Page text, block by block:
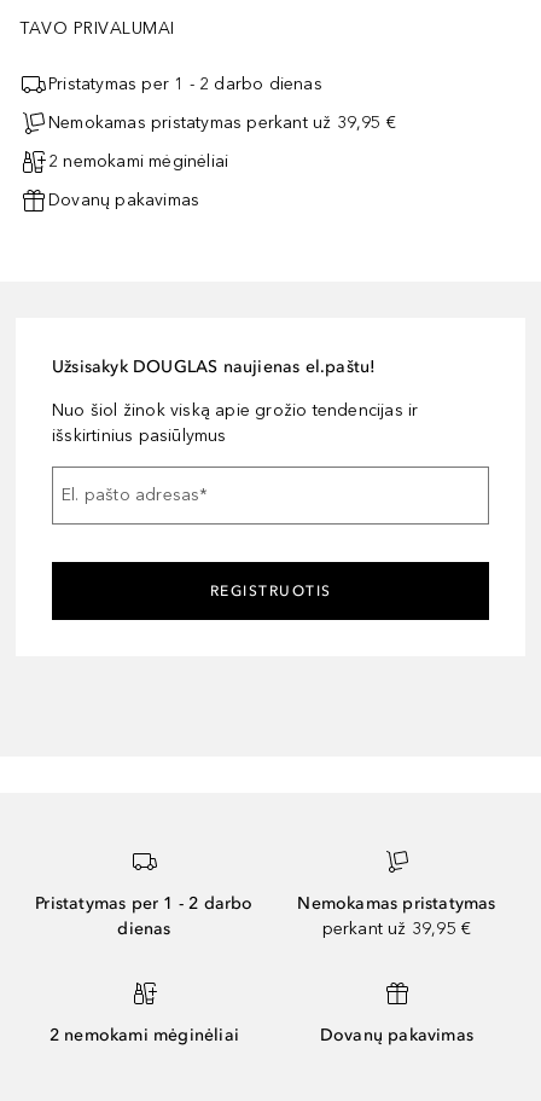
TAVO PRIVALUMAI
Pristatymas per 1 - 2 darbo dienas
Nemokamas pristatymas perkant už 39,95 €
2 nemokami mėginėliai
Dovanų pakavimas
Užsisakyk DOUGLAS naujienas el.paštu!
Nuo šiol žinok viską apie grožio tendencijas ir
išskirtinius pasiūlymus
El. pašto adresas*
REGISTRUOTIS
Pristatymas per 1 - 2 darbo
dienas
Nemokamas pristatymas
perkant už 39,95 €
2 nemokami mėginėliai Dovanų pakavimas